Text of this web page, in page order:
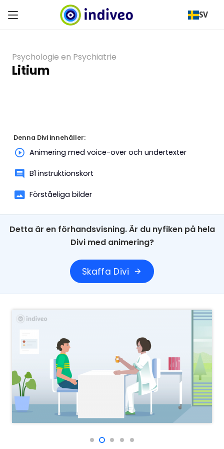
SV
Psychologie en Psychiatrie
Litium
Denna Divi innehåller:
Animering med voice-over och undertexter
B1 instruktionskort
Förståeliga bilder
Detta är en förhandsvisning. Är du nyfiken på hela
Divi med animering?
Skaffa Divi arrow_forward